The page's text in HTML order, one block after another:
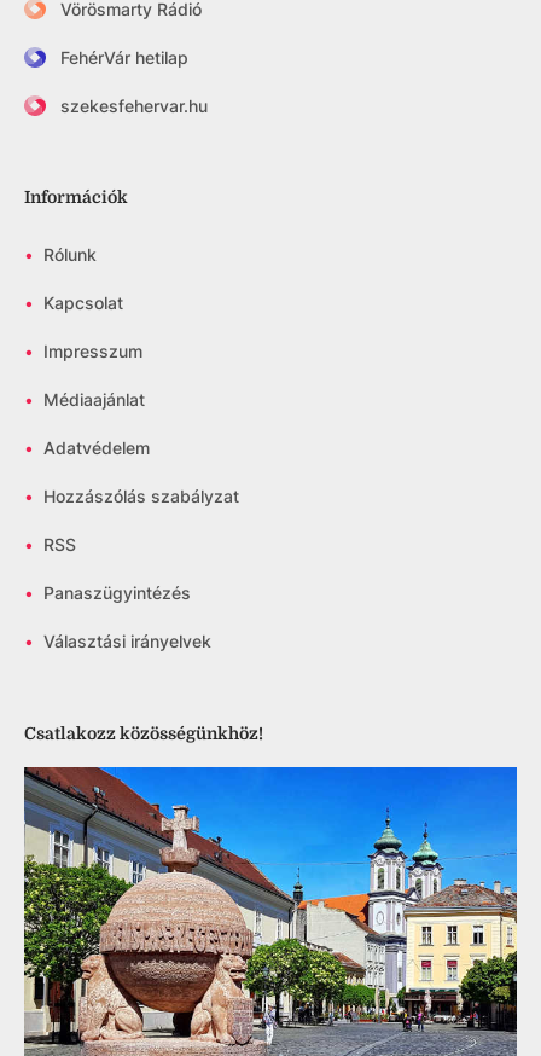
Vörösmarty Rádió
FehérVár hetilap
szekesfehervar.hu
Információk
• Rólunk
• Kapcsolat
• Impresszum
• Médiaajánlat
• Adatvédelem
• Hozzászólás szabályzat
• RSS
• Panaszügyintézés
• Választási irányelvek
Csatlakozz közösségünkhöz!